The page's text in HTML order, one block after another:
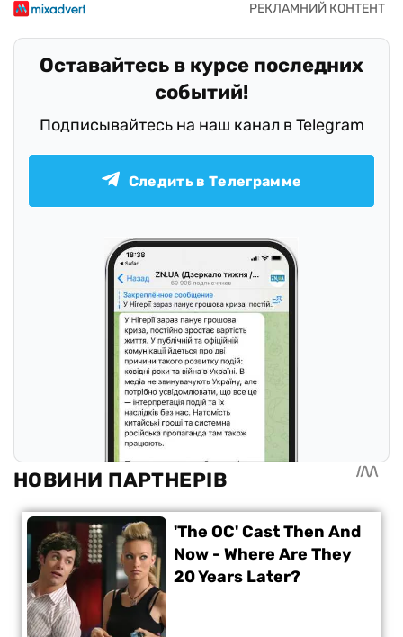
Оставайтесь в курсе последних
событий!
Подписывайтесь на наш канал в Telegram
Следить в Телеграмме